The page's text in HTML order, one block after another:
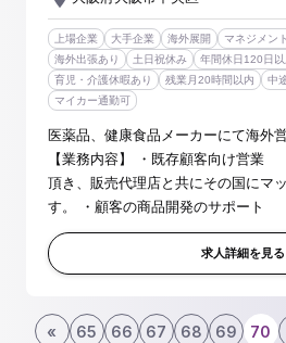
上場企業 大手企業 海外展開 マネジメン
海外出張あり
土日祝休み 年間休日120日以
育児・介護休暇あり
残業月20時間以内 中
マイカー通勤可
医薬品、健康食品メーカーにて海外
【業務内容】 ・既存顧客向け営業
頂き、販売代理店と共にその国にマ
す。 ・顧客の商品開発のサポート
ヒアリングし、同社のカプセル技術
時期によって差はあ...
求人詳細を見る
« 65 66 67 68 69 70